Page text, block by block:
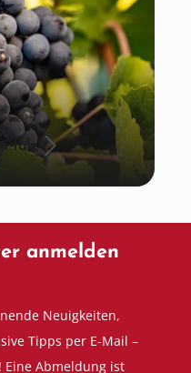
Pfalz
anmelden
Neuigkeiten,
Tipps per E-Mail –
Abmeldung ist